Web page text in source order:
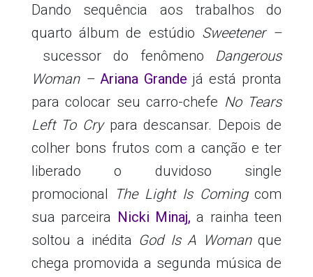
Dando sequência aos trabalhos do
quarto álbum de estúdio Sweetener –
sucessor do fenômeno Dangerous
Woman – Ariana Grande já está pronta
para colocar seu carro-chefe No Tears
Left To Cry para descansar. Depois de
colher bons frutos com a canção e ter
liberado o duvidoso single
promocional
The Light Is Comingcom
sua parceira Nicki Minaj,a rainha teen
soltou a inédita God Is A Womanque
chega promovida a segunda música de